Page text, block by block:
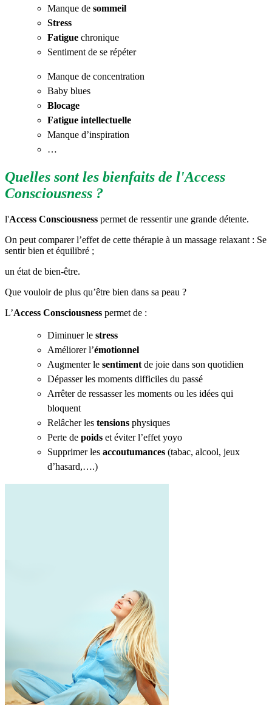
Manque de sommeil
Stress
Fatigue chronique
Sentiment de se répéter
Manque de concentration
Baby blues
Blocage
Fatigue intellectuelle
Manque d’inspiration
…
Quelles sont les bienfaits de l'Access
Consciousness ?
l'Access Consciousness permet de ressentir une grande détente.
On peut comparer l’effet de cette thérapie à un massage relaxant : Se
sentir bien et équilibré ;
un état de bien-être.
Que vouloir de plus qu’être bien dans sa peau ?
L’Access Consciousness permet de :
Diminuer le stress
Améliorer l’émotionnel
Augmenter le sentiment de joie dans son quotidien
Dépasser les moments difficiles du passé
Arrêter de ressasser les moments ou les idées qui
bloquent
Relâcher les tensions physiques
Perte de poids et éviter l’effet yoyo
Supprimer les accoutumances (tabac, alcool, jeux
d’hasard,….)